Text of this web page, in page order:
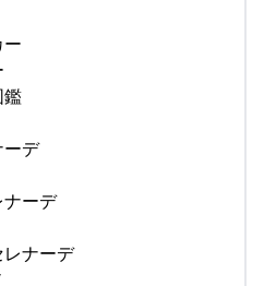
鑑
デ
ナーデ
ナーデ